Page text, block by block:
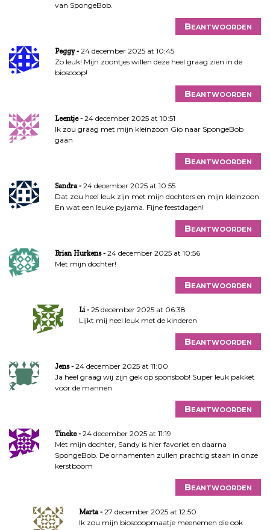
van SpongeBob.
Beantwoorden
Peggy
24 december 2025 at 10:45
Zo leuk! Mijn zoontjes willen deze heel graag zien in de
bioscoop!
Beantwoorden
Leentje
24 december 2025 at 10:51
Ik zou graag met mijn kleinzoon Gio naar SpongeBob
gaan
Beantwoorden
Sandra
24 december 2025 at 10:55
Dat zou heel leuk zijn met mijn dochters en mijn kleinzoon.
En wat een leuke pyjama. Fijne feestdagen!
Beantwoorden
Brian Hurkens
24 december 2025 at 10:56
Met mijn dochter!
Beantwoorden
Li
25 december 2025 at 06:38
Lijkt mij heel leuk met de kinderen
Beantwoorden
Jens
24 december 2025 at 11:00
Ja heel graag wij zijn gek op sponsbob! Super leuk pakket
voor de mannen
Beantwoorden
Tineke
24 december 2025 at 11:19
Met mijn dochter, Sandy is hier favoriet en daarna
SpongeBob. De ornamenten zullen prachtig staan in onze
kerstboom
Beantwoorden
Marta
27 december 2025 at 12:50
Ik zou mijn bioscoopmaatje meenemen die ook